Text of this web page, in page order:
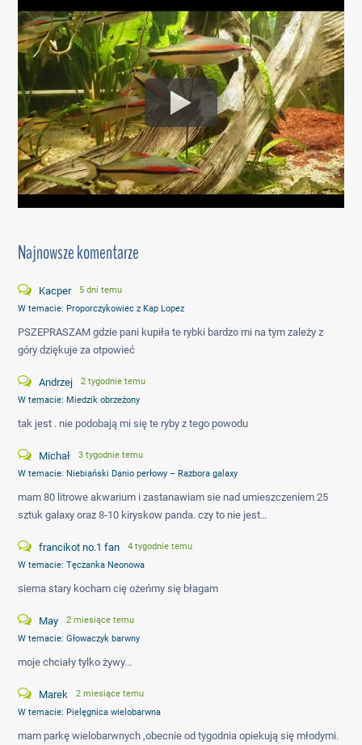
Najnowsze komentarze
Kacper
5 dni temu
W temacie: Proporczykowiec z Kap Lopez
PSZEPRASZAM gdzie pani kupiła te rybki bardzo mi na tym zależy z
góry dziękuje za otpowieć
Andrzej
2 tygodnie temu
W temacie: Miedzik obrzeżony
tak jest . nie podobają mi się te ryby z tego powodu
Michał
3 tygodnie temu
W temacie: Niebiański Danio perłowy – Razbora galaxy
mam 80 litrowe akwarium i zastanawiam sie nad umieszczeniem 25
sztuk galaxy oraz 8-10 kiryskow panda. czy to nie jest…
francikot no.1 fan
4 tygodnie temu
W temacie:Tęczanka Neonowa
siema stary kocham cię ożeńmy się błagam
May
2 miesiące temu
W temacie:Głowaczyk barwny
moje chciały tylko żywy...
Marek
2 miesiące temu
W temacie: Pielęgnica wielobarwna
mam parkę wielobarwnych ,obecnie od tygodnia opiekują się młodymi.